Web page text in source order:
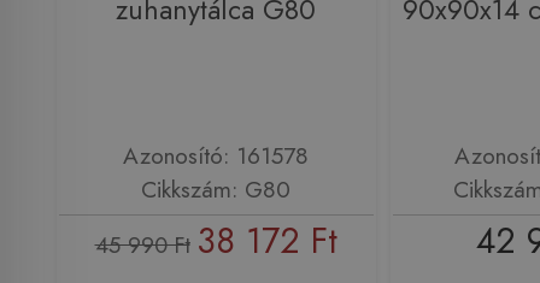
zuhanytálca G80
Azonosító: 161578
Cikkszám: G80
45 990 Ft 38 172 Ft
90x90x14
42